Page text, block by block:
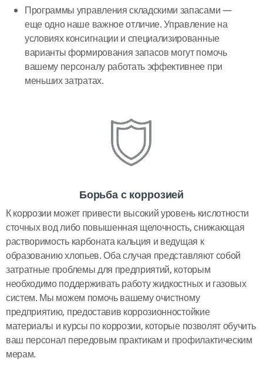
Программы управления складскими запасами —
еще одно наше важное отличие. Управление на
условиях консигнации и специализированные
варианты формирования запасов могут помочь
вашему персоналу работать эффективнее при
меньших затратах.
Борьба с коррозией
К коррозии может привести высокий уровень кислотности
сточных вод либо повышенная щелочность, снижающая
растворимость карбоната кальция и ведущая к
образованию хлопьев. Оба случая представляют собой
затратные проблемы для предприятий, которым
необходимо поддерживать работу жидкостных и газовых
систем. Мы можем помочь вашему очистному
предприятию, предоставив коррозионностойкие
материалы и курсы по коррозии, которые позволят обучить
ваш персонал передовым практикам и профилактическим
мерам.